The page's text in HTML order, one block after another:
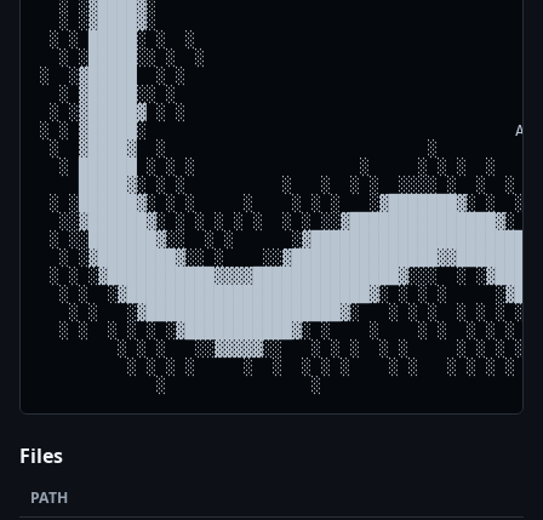
░
░ ░
░
░
  ░ ▓█████░░ ░
░ ░▓█████▓ ░ ░
░ ░ ▓█████░                                      ASCii BY
░  ▓████▓  ░                           ░
  ░ ██████ ░ ░ ░                 ░     ░ ░ ░  ░
█████▓░ ░ ░          ░   ░  ░ ░  ░░░░ ░  ░  ░ ░
░ ░██████▓░ ░ ░     ░    ░ ░ ░   ░▓███████▓░ ░
░░▓██████▓░ ░ ░ ░ ░ ░  ░ ░ ░░▓███████████████▓░
░ ░░███████▓░░  ░ ░
░ ░▓████████▓░░ ░
░ ░ ░▓███████████▓▓▓▓███████████████▓░░░  ░
░ ░  ░▓█████████████████████████▓░ ░ ░ ░
░ ░   ░▓████████████████████▓░   ░ ░ ░  ░ ░ ░
░ ░  ░ ░ ░ ░▓███████████▓░ ░    ░    ░ ░  ░ ░ ░
░ ░ ░   ░░▓▓▓▓▓░░   ░ ░ ░  ░ ░     ░ ░ ░ ░
░ ░ ░ ░     ░  ░  ░ ░ ░    ░ ░   ░ ░ ░ ░
Files
PATH